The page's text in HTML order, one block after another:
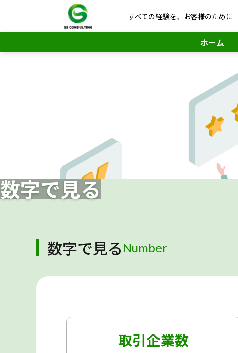
すべての経験を、お客様のために
ホーム
数字で見る
数字で見る Number
取引企業数